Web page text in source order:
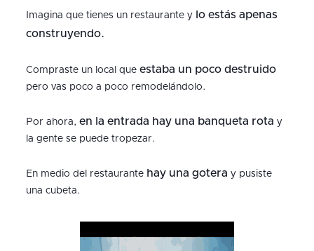
Imagina que tienes un restaurante y lo estás apenas
construyendo.
Compraste un local que estaba un poco destruido
pero vas poco a poco remodelándolo.
Por ahora, en la entrada hay una banqueta rota y
la gente se puede tropezar.
En medio del restaurante hay una gotera y pusiste
una cubeta.